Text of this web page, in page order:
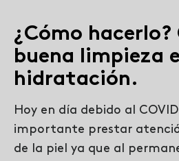
¿Cómo hacerlo?
buena limpieza e
hidratación.
Hoy en día debido al
importante prestar
de la piel ya que al